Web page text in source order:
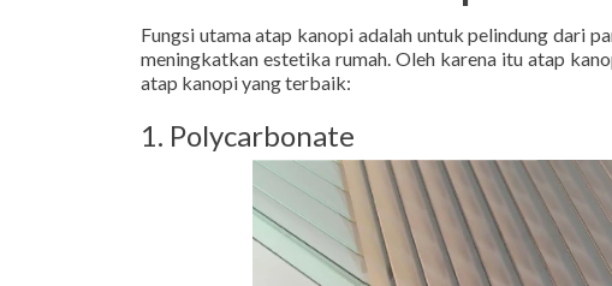
Fungsi utama atap kanopi adalah untuk pelindung dari
meningkatkan estetika rumah. Oleh karena itu atap
atap kanopi yang terbaik:
1. Polycarbonate